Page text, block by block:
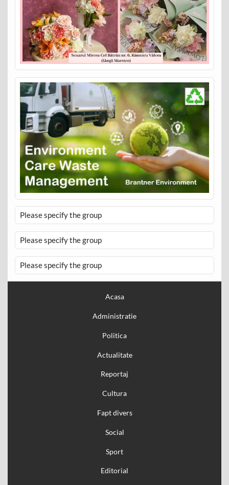
Please specify the group
Please specify the group
Please specify the group
Acasa
Administratie
Politica
Actualitate
Reportaj
Cultura
Fapt divers
Social
Sport
Editorial